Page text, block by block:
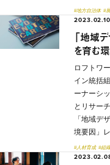
#地方自治体 #
2023.02.10
「地域
を育む
ロフトワ
イン統括
ーナーシ
とリサー
「地域デ
境要因」
#人材育成 #組